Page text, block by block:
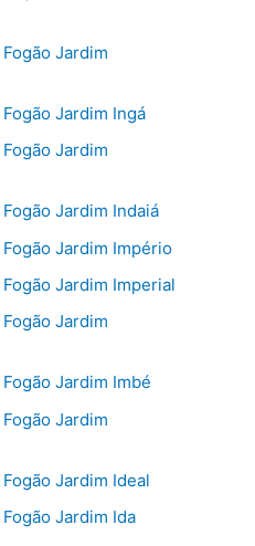
Jardim
Jardim Ingá
Jardim
Jardim Indaiá
Jardim Império
Jardim Imperial
Jardim
Jardim Imbé
Jardim
Jardim Ideal
Jardim Ida